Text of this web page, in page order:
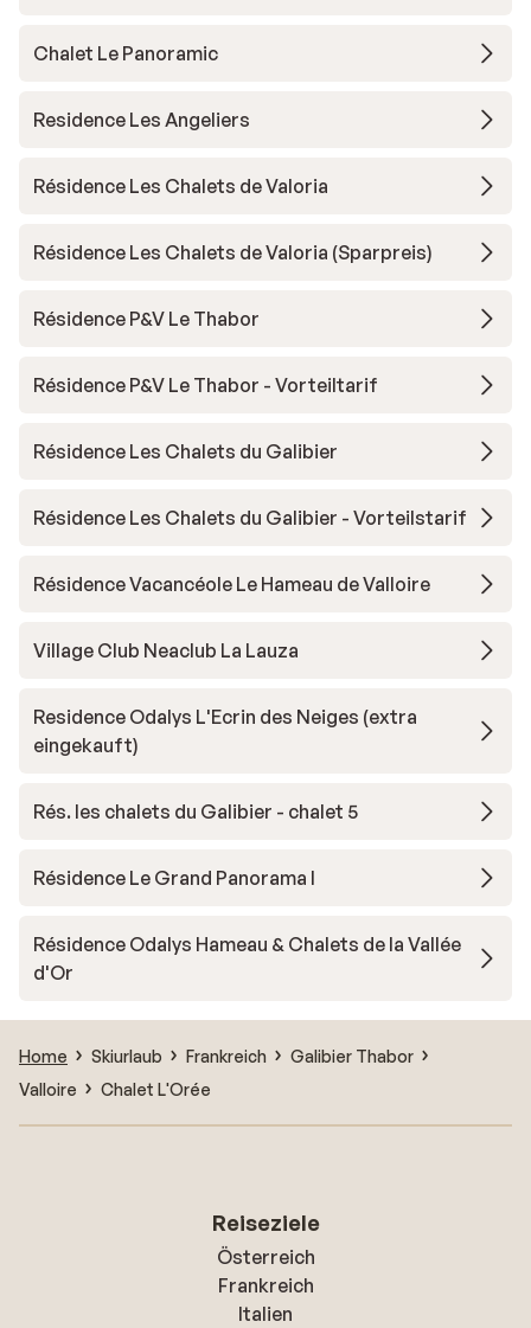
Chalet Le Panoramic
Residence Les Angeliers
Résidence Les Chalets de Valoria
Résidence Les Chalets de Valoria (Sparpreis)
Résidence P&V Le Thabor
Résidence P&V Le Thabor - Vorteiltarif
Résidence Les Chalets du Galibier
Résidence Les Chalets du Galibier - Vorteilstarif
Résidence Vacancéole Le Hameau de Valloire
Village Club Neaclub La Lauza
Residence Odalys L'Ecrin des Neiges (extra
eingekauft)
Rés. les chalets du Galibier - chalet 5
Résidence Le Grand Panorama I
Résidence Odalys Hameau & Chalets de la Vallée
d'Or
Home Skiurlaub Frankreich
Galibier Thabor
Valloire
Chalet L'Orée
Reiseziele
Österreich
Frankreich
Italien